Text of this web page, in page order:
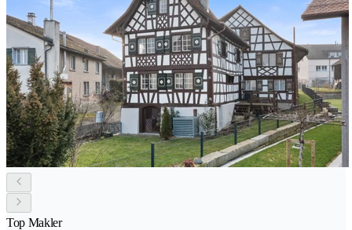
Top Makler